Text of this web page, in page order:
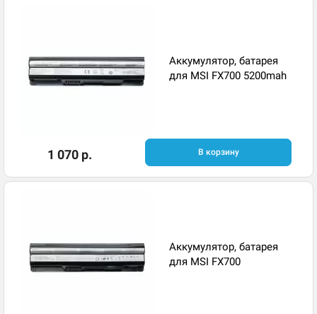
Аккумулятор, батарея
для MSI FX700 5200mah
1 070 р. В корзину
Аккумулятор, батарея
для MSI FX700